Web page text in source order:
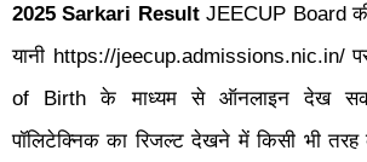
2025 Sarkari ResultJEECUP Board
यानी https://jeecup.admissions.nic.in/
of Birth के माध्यम से ऑनलाइन देख
पॉलिटेक्निक का रिजल्ट देखने में किसी भी तरह